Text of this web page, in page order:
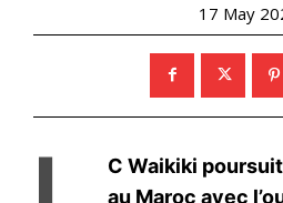
17 May
C Waikiki
au Maroc avec